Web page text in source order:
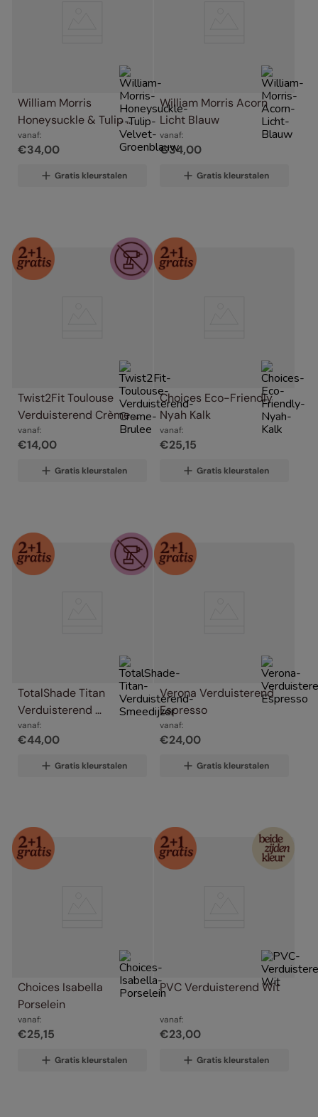
William Morris
Honeysuckle & Tulip
Velvet Groenblauw
vanaf:
€34,00
Gratis kleurstalen
William Morris Acorn
Licht Blauw
vanaf:
€34,00
Gratis kleurstalen
Twist2Fit Toulouse
Verduisterend Crème
Brulee
vanaf:
€14,00
Gratis kleurstalen
Choices Eco-Friendly
Nyah Kalk
vanaf:
€25,15
Gratis kleurstalen
TotalShade Titan
Verduisterend
Smeedijzer
vanaf:
€44,00
Gratis kleurstalen
Verona Verduisterend
Espresso
vanaf:
€24,00
Gratis kleurstalen
Choices Isabella
Porselein
vanaf:
€25,15
Gratis kleurstalen
PVC Verduisterend Wit
vanaf:
€23,00
Gratis kleurstalen